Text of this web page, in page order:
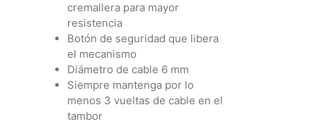
cremallera para mayor
resistencia
Botón de seguridad que libera
el mecanismo
Diámetro de cable 6 mm
Siempre mantenga por lo
menos 3 vueltas de cable en el
tambor